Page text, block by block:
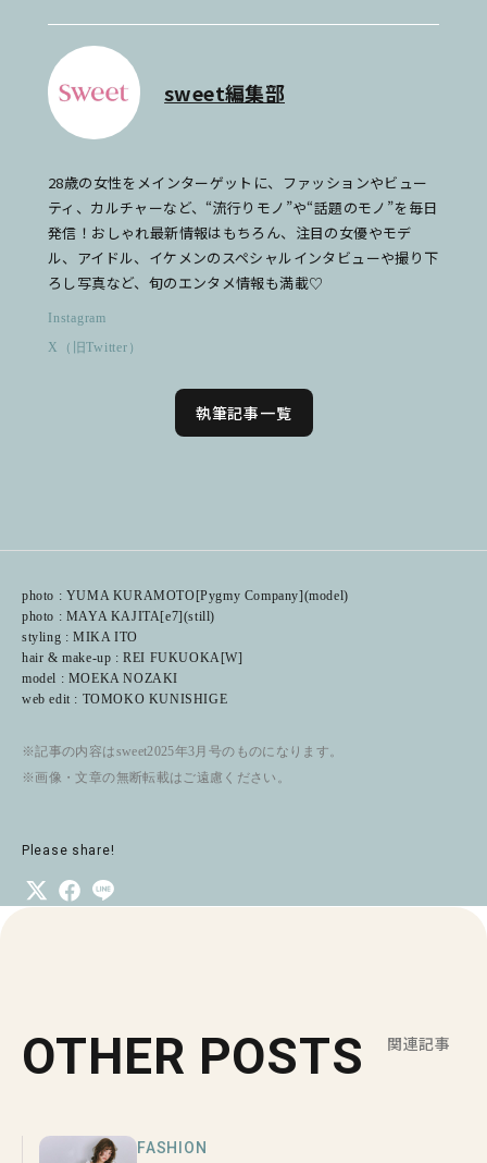
sweet編集部
28歳の女性をメインターゲットに、ファッションやビュー
ティ、カルチャーなど、“流行りモノ”や“話題のモノ”を毎日
発信！おしゃれ最新情報はもちろん、注目の女優やモデ
ル、アイドル、イケメンのスペシャルインタビューや撮り下
ろし写真など、旬のエンタメ情報も満載♡
Instagram
X（旧Twitter）
執筆記事一覧
photo : YUMA KURAMOTO[Pygmy Company](model)
photo : MAYA KAJITA[e7](still)
styling : MIKA ITO
hair & make-up : REI FUKUOKA[W]
model : MOEKA NOZAKI
web edit : TOMOKO KUNISHIGE
※記事の内容はsweet2025年3月号のものになります。
※画像・文章の無断転載はご遠慮ください。
Please share!
OTHER POSTS 関連記事
FASHION